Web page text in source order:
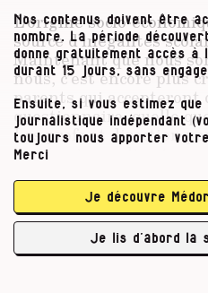
L’origine socio-
source d’inégalités
Maintenant que nous
nous, c’est encore plus
parents qui accepteront
questionnaire, quelle
Les profs et direction
ou témoigner
article ? Une idée pour
(Ce questionnaire a été
pour qu’il …
Nos contenus doivent être
nombre. La période
donne gratuitement accès à
durant 15 jours, sans
Ensuite, si vous estimez
journalistique indépendant
toujours nous apporter
Merci
Je découvre
Je lis d’abord la